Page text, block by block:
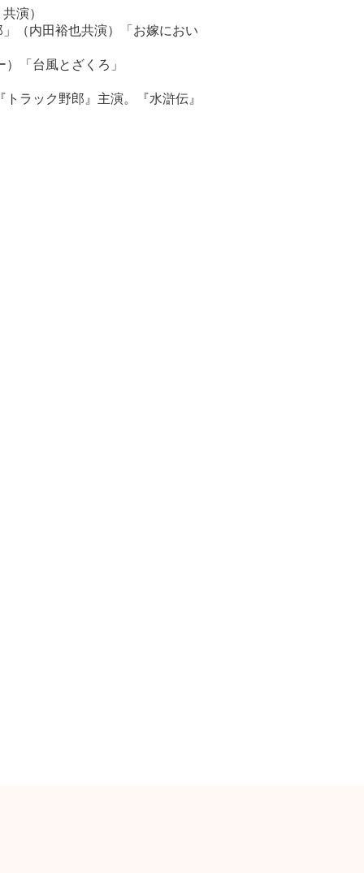
演）
（内田裕也共演）「お嫁におい
「台風とざくろ」
ック野郎』主演。『水滸伝』